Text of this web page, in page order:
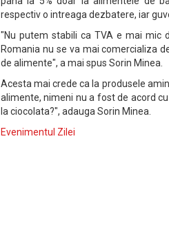
respectiv o intreaga dezbatere, iar
"Nu putem stabili ca TVA e mai mic
Romania nu se va mai comercializa
de alimente", a mai spus Sorin Minea.
Acesta mai crede ca la produsele
alimente, nimeni nu a fost de acord
la ciocolata?", adauga Sorin Minea.
Evenimentul Zilei